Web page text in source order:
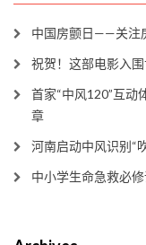
中国房颤日——关注
祝贺！这部电影入
首家“中风120”互动
章
河南启动中风识别“
中小学生命急救必